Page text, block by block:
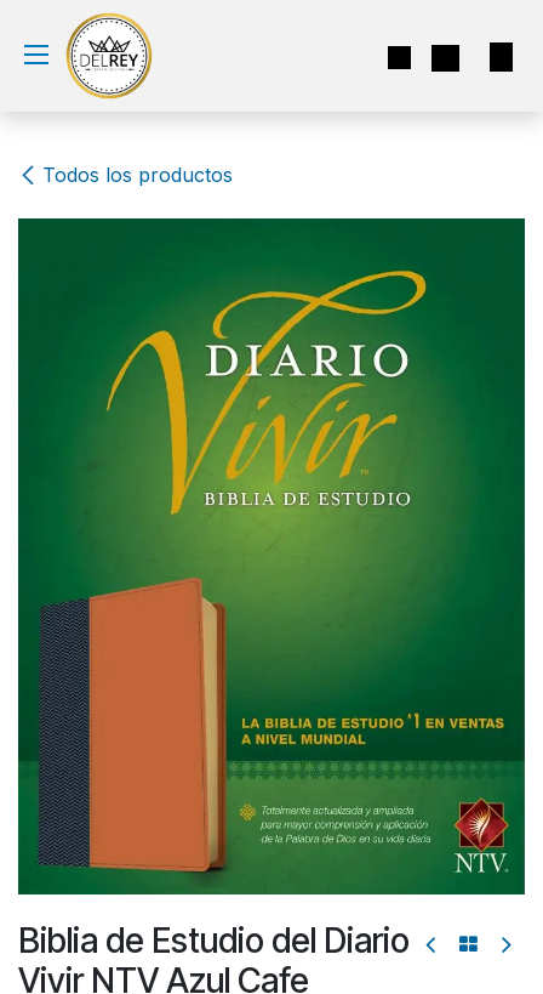
Ir al contenido
Todos los productos
Biblia de Estudio del Diario
Vivir NTV Azul Cafe